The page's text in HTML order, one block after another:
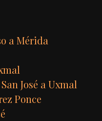
a Mérida
José a Uxmal
Ponce